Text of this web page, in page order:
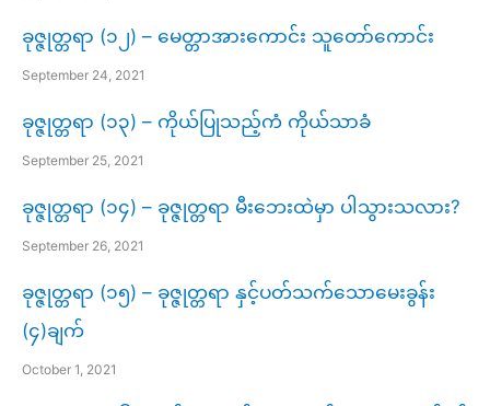
ခုဇ္ဇုတ္တရာ (၁၂) – မေတ္တာအားကောင်း သူတော်ကောင်း
September 24, 2021
ခုဇ္ဇုတ္တရာ (၁၃) – ကိုယ်ပြုသည့်ကံ ကိုယ်သာခံ
September 25, 2021
ခုဇ္ဇုတ္တရာ (၁၄) – ခုဇ္ဇုတ္တရာ မီးဘေးထဲမှာ ပါသွားသလား?
September 26, 2021
ခုဇ္ဇုတ္တရာ (၁၅) – ခုဇ္ဇုတ္တရာ နှင့်ပတ်သက်သောမေးခွန်း
(၄)ချက်
October 1, 2021